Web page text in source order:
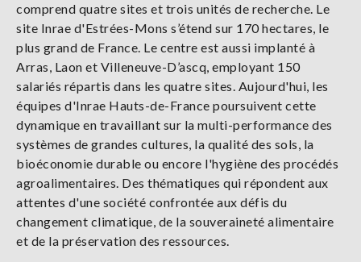
comprend quatre sites et trois unités de recherche. Le
site Inrae d'Estrées-Mons s’étend sur 170 hectares, le
plus grand de France. Le centre est aussi implanté à
Arras, Laon et Villeneuve-D’ascq, employant 150
salariés répartis dans les quatre sites. Aujourd'hui, les
équipes d'Inrae Hauts-de-France poursuivent cette
dynamique en travaillant sur la multi-performance des
systèmes de grandes cultures, la qualité des sols, la
bioéconomie durable ou encore l'hygiène des procédés
agroalimentaires. Des thématiques qui répondent aux
attentes d'une société confrontée aux défis du
changement climatique, de la souveraineté alimentaire
et de la préservation des ressources.